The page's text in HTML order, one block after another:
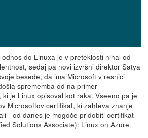
do Linuxa je v preteklosti nihal od
sedaj pa novi izvršni direktor Satya
besede, da ima Microsoft v resnici
sprememba od na primer
ki je Linux opisoval kot raka. Vseeno pa je
Microsoftov certifikat, ki zahteva znanje
- od danes je mogoče pridobiti certifikat
Solutions Associate): Linux on Azure.